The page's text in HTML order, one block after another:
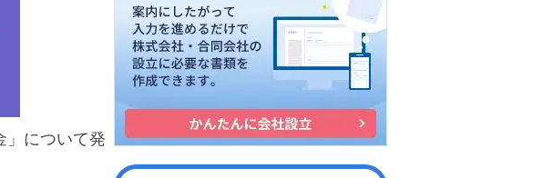
」について発